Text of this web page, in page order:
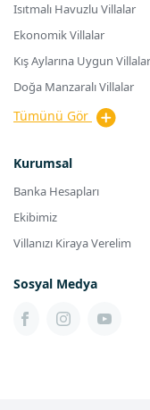
Isıtmalı Havuzlu Villalar
Ekonomik Villalar
Kış Aylarına Uygun Villalar
Doğa Manzaralı Villalar
Tümünü Gör
Kurumsal
Banka Hesapları
Ekibimiz
Villanızı Kiraya Verelim
Sosyal Medya